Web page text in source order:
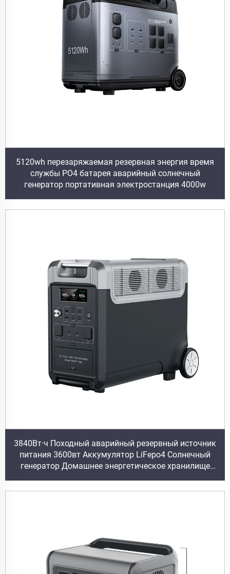
5120wh перезаряжаемая резервная энергия время
службы PO4 батарея аварийный солнечный
генератор портативная электростанция 4000w
3840Вт·ч Походный аварийный резервный источник
питания 3600вт Аккумулятор LiFepo4 Солнечный
генератор Домашнее энергетическое хранилище